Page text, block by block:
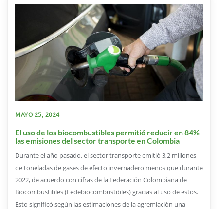
MAYO 25, 2024
El uso de los biocombustibles permitió reducir en 84%
las emisiones del sector transporte en Colombia
Durante el año pasado, el sector transporte emitió 3,2 millones
de toneladas de gases de efecto invernadero menos que durante
2022, de acuerdo con cifras de la Federación Colombiana de
Biocombustibles (Fedebiocombustibles) gracias al uso de estos.
Esto significó según las estimaciones de la agremiación una